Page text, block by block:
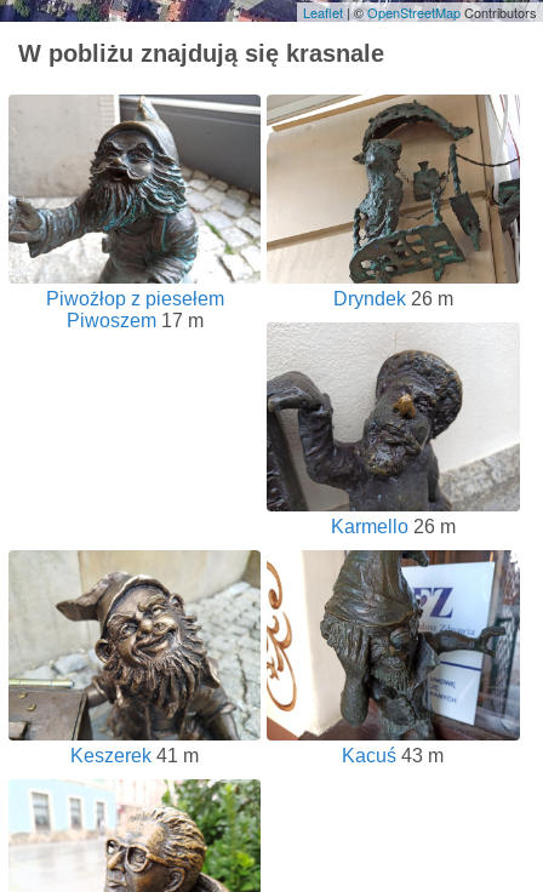
Leaflet | ©OpenStreetMapContributors
W pobliżu znajdują się krasnale
Piwożłop z piesełem
Piwoszem17 m
Dryndek26 m
Karmello26 m
Keszerek 41 m Kacuś 43 m